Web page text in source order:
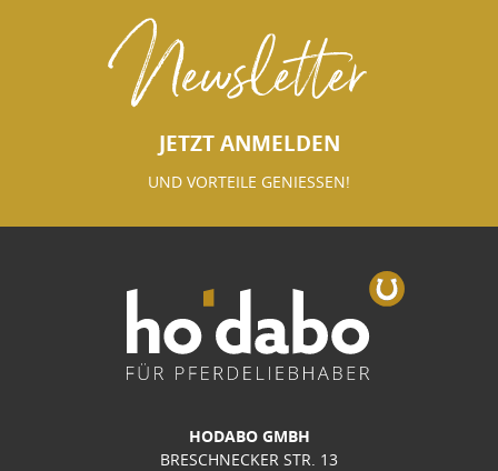
Newsletter
JETZT ANMELDEN
UND VORTEILE GENIESSEN!
HODABO GMBH
BRESCHNECKER STR. 13